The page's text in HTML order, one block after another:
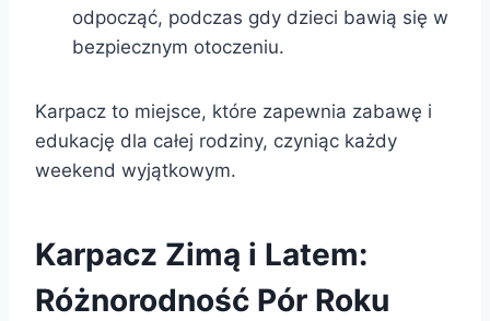
odpocząć, podczas gdy dzieci bawią się w
bezpiecznym otoczeniu.
Karpacz to miejsce, które zapewnia zabawę i
edukację dla całej rodziny, czyniąc każdy
weekend wyjątkowym.
Karpacz Zimą i Latem:
Różnorodność Pór Roku